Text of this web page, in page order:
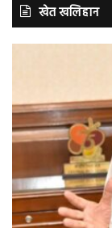
खेत खलिहान